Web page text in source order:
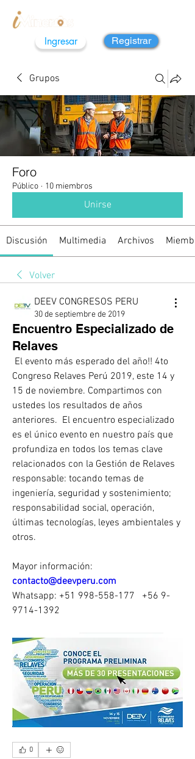
Ingresar Registrar
Grupos
Foro
Público · 10 miembros
Unirse
Discusión Multimedia Archivos
Volver
DEEV CONGRESOS PERU
30 de septiembre de 2019
Encuentro Especializado de
Relaves
Congreso Relaves Perú 2019, este 14 y
15 de noviembre. Compartimos con
ustedes los resultados de años
anteriores.  El encuentro especializado
es el único evento en nuestro país que
profundiza en todos los temas clave
relacionados con la Gestión de Relaves
responsable: tocando temas de
ingeniería, seguridad y sostenimiento;
responsabilidad social, operación,
últimas tecnologías, leyes ambientales y
otros.
contacto@deevperu.com
Whatsapp: +51 998-558-177   +56 9-
9714-1392
0